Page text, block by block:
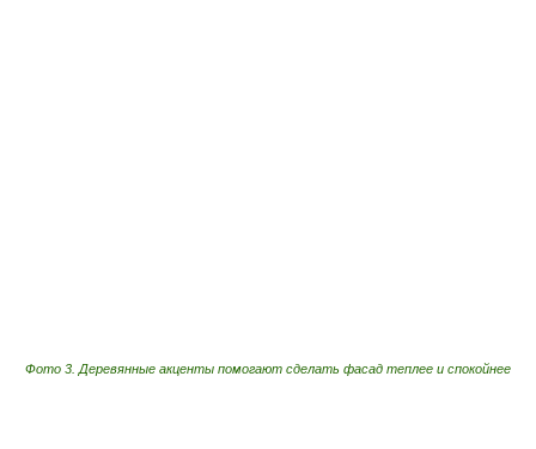
Фото 3. Деревянные акценты помогают сделать фасад теплее и спокойнее